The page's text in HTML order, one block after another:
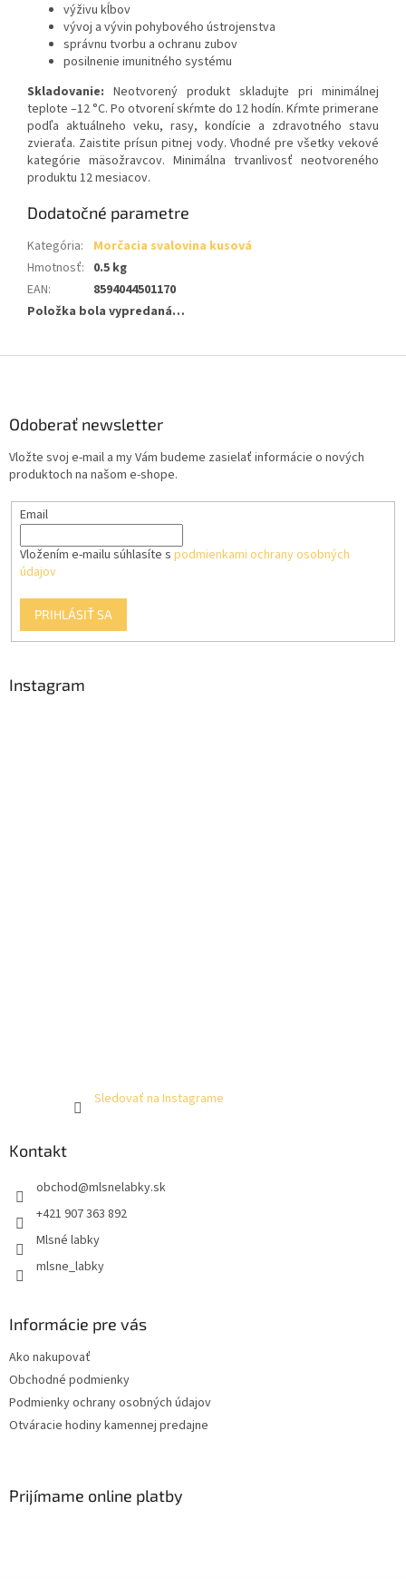
výživu kĺbov
vývoj a vývin pohybového ústrojenstva
správnu tvorbu a ochranu zubov
posilnenie imunitného systému
Skladovanie: Ne­otvorený produkt skladujte pri minimálnej
teplote –12 °C. Po otvorení skŕmte do 12 hodín. Kŕmte primerane
podľa aktuálneho veku, rasy, kondície a zdravotného stavu
zvieraťa. Zaistite prísun pitnej vody. Vhodné pre všetky vekové
kategórie mäsožravcov. Minimálna trvanlivosť neotvoreného
produktu 12 mesiacov.
Dodatočné parametre
Kategória:
Morčacia svalovina kusová
Hmotnosť: 0.5 kg
EAN:
8594044501170
Položka bola vypredaná…
Odoberať newsletter
Vložte svoj e-mail a my Vám budeme zasielať informácie o nových
produktoch na našom e-shope.
Email
Vložením e-mailu súhlasíte s podmienkami ochrany osobných
údajov
PRIHLÁSIŤ SA
Instagram
Sledovať na Instagrame
Kontakt
obchod@mlsnelabky.sk
+421 907 363 892
Mlsné labky
mlsne_labky
Informácie pre vás
Ako nakupovať
Obchodné podmienky
Podmienky ochrany osobných údajov
Otváracie hodiny kamennej predajne
Prijímame online platby